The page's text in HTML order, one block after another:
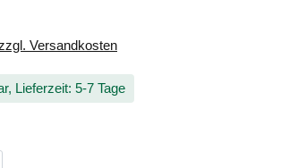
Versandkosten
Lieferzeit: 5-7 Tage